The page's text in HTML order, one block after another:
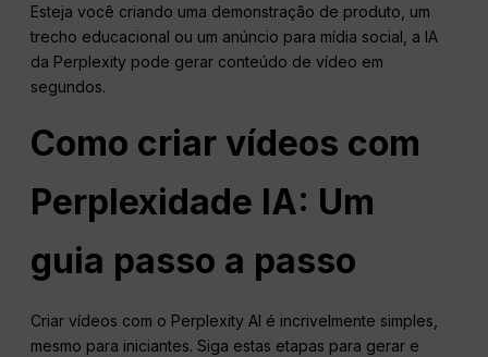
Esteja você criando uma demonstração de produto, um
trecho educacional ou um anúncio para mídia social, a IA
da Perplexity pode gerar conteúdo de vídeo em
segundos.
Como criar vídeos com
Perplexidade IA: Um
guia passo a passo
Criar vídeos com o Perplexity AI é incrivelmente simples,
mesmo para iniciantes. Siga estas etapas para gerar e